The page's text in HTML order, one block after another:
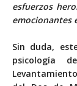
esfuerzos
emocionantes
Sin duda,
psicología